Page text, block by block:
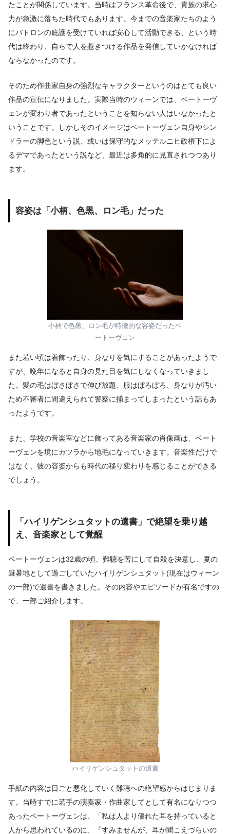
たことが関係しています。当時はフランス革命後で、貴族の求心
力が急激に落ちた時代でもあります。今までの音楽家たちのよう
にパトロンの庇護を受けていれば安心して活動できる、という時
代は終わり、自らで人を惹きつける作品を発信していかなければ
ならなかったのです。
そのため作曲家自身の強烈なキャラクターというのはとても良い
作品の宣伝になりました。実際当時のウィーンでは、ベートーヴ
ェンが変わり者であったということを知らない人はいなかったと
いうことです。しかしそのイメージはベートーヴェン自身やシン
ドラーの脚色という説、或いは保守的なメッテルニヒ政権下によ
るデマであったという説など、最近は多角的に見直されつつあり
ます。
容姿は「小柄、色黒、ロン毛」だった
小柄で色黒、ロン毛が特徴的な容姿だったベ
ートーヴェン
また若い頃は着飾ったり、身なりを気にすることがあったようで
すが、晩年になると自身の見た目を気にしなくなっていきまし
た。髪の毛はぼさぼさで伸び放題、服はぼろぼろ、身なりが汚い
ため不審者に間違えられて警察に捕まってしまったという話もあ
ったようです。
また、学校の音楽室などに飾ってある音楽家の肖像画は、ベート
ーヴェンを境にカツラから地毛になっていきます。音楽性だけで
はなく、彼の容姿からも時代の移り変わりを感じることができる
でしょう。
「ハイリゲンシュタットの遺書」で絶望を乗り越
え、音楽家として覚醒
ベートーヴェンは32歳の頃、難聴を苦にして自殺を決意し、夏の
避暑地として過ごしていたハイリゲンシュタット(現在はウィーン
の一部)で遺書を書きました。その内容やエピソードが有名ですの
で、一部ご紹介します。
ハイリゲンシュタットの遺書
手紙の内容は日ごと悪化していく難聴への絶望感からはじまりま
す。当時すでに若手の演奏家・作曲家してとして有名になりつつ
あったベートーヴェンは、「私は人より優れた耳を持っていると
人から思われているのに、『すみませんが、耳が聞こえづらいの